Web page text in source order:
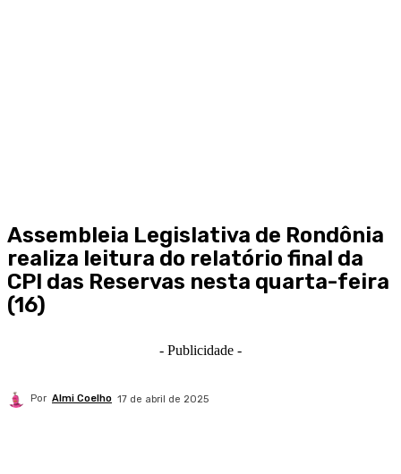
Assembleia Legislativa de Rondônia
realiza leitura do relatório final da
CPI das Reservas nesta quarta-feira
(16)
- Publicidade -
Por Almi Coelho 17 de abril de 2025